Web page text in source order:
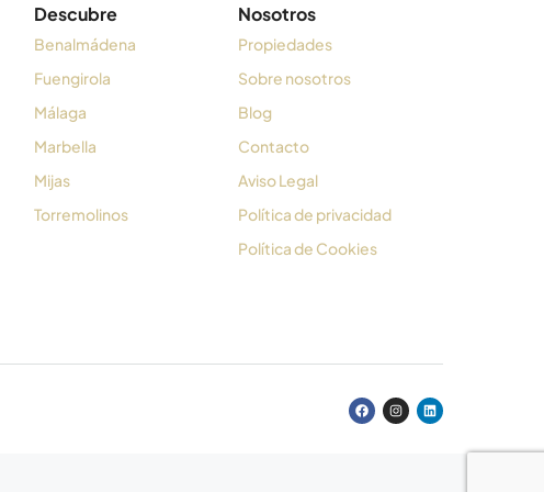
Descubre
Benalmádena
Fuengirola
Málaga
Marbella
Mijas
Torremolinos
Nosotros
Propiedades
Sobre nosotros
Blog
Contacto
Aviso Legal
Política de privacidad
Política de Cookies